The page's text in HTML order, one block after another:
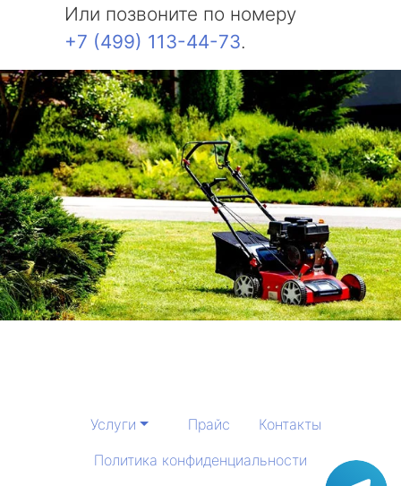
Или позвоните по номеру
+7 (499) 113-44-73.
Услуги Прайс
Контакты
Политика конфиденциальности